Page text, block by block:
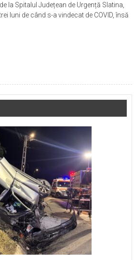
la Spitalul Județean de Urgență Slatina,
luni de când s-a vindecat de COVID, însă